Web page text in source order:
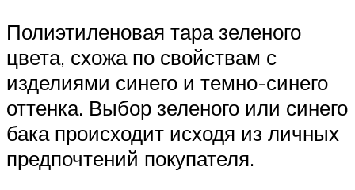
Полиэтиленовая тара зеленого
цвета, схожа по свойствам с
изделиями синего и темно-синего
оттенка. Выбор зеленого или синего
бака происходит исходя из личных
предпочтений покупателя.